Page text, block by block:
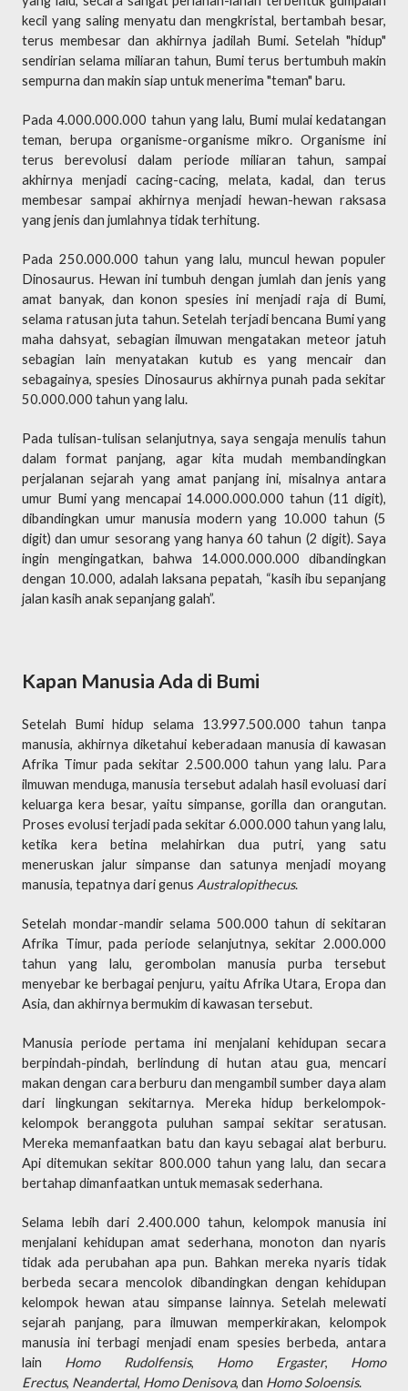
kecil yang saling menyatu dan mengkristal, bertambah besar,
terus membesar dan akhirnya jadilah Bumi. Setelah "hidup"
sendirian selama miliaran tahun, Bumi terus bertumbuh makin
sempurna dan makin siap untuk menerima "teman" baru.
Pada 4.000.000.000 tahun yang lalu, Bumi mulai kedatangan
teman, berupa organisme-organisme mikro. Organisme ini
terus berevolusi dalam periode miliaran tahun, sampai
akhirnya menjadi cacing-cacing, melata, kadal, dan terus
membesar sampai akhirnya menjadi hewan-hewan raksasa
yang jenis dan jumlahnya tidak terhitung.
Pada 250.000.000 tahun yang lalu, muncul hewan populer
Dinosaurus. Hewan ini tumbuh dengan jumlah dan jenis yang
amat banyak, dan konon spesies ini menjadi raja di Bumi,
selama ratusan juta tahun. Setelah terjadi bencana Bumi yang
maha dahsyat, sebagian ilmuwan mengatakan meteor jatuh
sebagian lain menyatakan kutub es yang mencair dan
sebagainya, spesies Dinosaurus akhirnya punah pada sekitar
50.000.000 tahun yang lalu.
Pada tulisan-tulisan selanjutnya, saya sengaja menulis tahun
dalam format panjang, agar kita mudah membandingkan
perjalanan sejarah yang amat panjang ini, misalnya antara
umur Bumi yang mencapai 14.000.000.000 tahun (11 digit),
dibandingkan umur manusia modern yang 10.000 tahun (5
digit) dan umur sesorang yang hanya 60 tahun (2 digit). Saya
ingin mengingatkan, bahwa 14.000.000.000 dibandingkan
dengan 10.000, adalah laksana pepatah, “kasih ibu sepanjang
jalan kasih anak sepanjang galah”.
Kapan Manusia Ada di Bumi
Setelah Bumi hidup selama 13.997.500.000 tahun tanpa
manusia, akhirnya diketahui keberadaan manusia di kawasan
Afrika Timur pada sekitar 2.500.000 tahun yang lalu. Para
ilmuwan menduga, manusia tersebut adalah hasil evoluasi dari
keluarga kera besar, yaitu simpanse, gorilla dan orangutan.
Proses evolusi terjadi pada sekitar 6.000.000 tahun yang lalu,
ketika kera betina melahirkan dua putri, yang satu
meneruskan jalur simpanse dan satunya menjadi moyang
manusia, tepatnya dari genus Australopithecus.
Setelah mondar-mandir selama 500.000 tahun di sekitaran
Afrika Timur, pada periode selanjutnya, sekitar 2.000.000
tahun yang lalu, gerombolan manusia purba tersebut
menyebar ke berbagai penjuru, yaitu Afrika Utara, Eropa dan
Asia, dan akhirnya bermukim di kawasan tersebut.
Manusia periode pertama ini menjalani kehidupan secara
berpindah-pindah, berlindung di hutan atau gua, mencari
makan dengan cara berburu dan mengambil sumber daya alam
dari lingkungan sekitarnya. Mereka hidup berkelompok-
kelompok beranggota puluhan sampai sekitar seratusan.
Mereka memanfaatkan batu dan kayu sebagai alat berburu.
Api ditemukan sekitar 800.000 tahun yang lalu, dan secara
bertahap dimanfaatkan untuk memasak sederhana.
Selama lebih dari 2.400.000 tahun, kelompok manusia ini
menjalani kehidupan amat sederhana, monoton dan nyaris
tidak ada perubahan apa pun. Bahkan mereka nyaris tidak
berbeda secara mencolok dibandingkan dengan kehidupan
kelompok hewan atau simpanse lainnya. Setelah melewati
sejarah panjang, para ilmuwan memperkirakan, kelompok
manusia ini terbagi menjadi enam spesies berbeda, antara
lain Homo Rudolfensis, Homo Ergaster, Homo
Erectus, Neandertal, Homo Denisova, dan Homo Soloensis.